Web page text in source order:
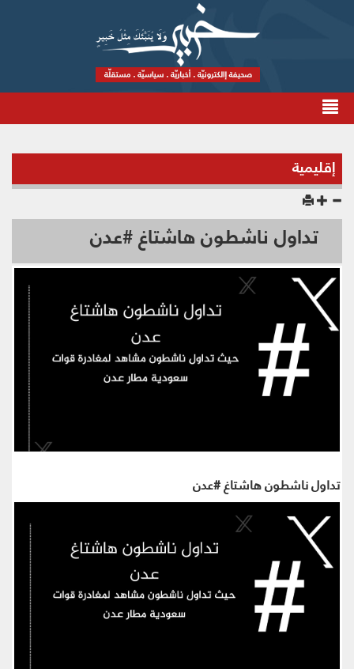
إقليمية
تداول ناشطون هاشتاغ #عدن
تداول ناشطون هاشتاغ #عدن